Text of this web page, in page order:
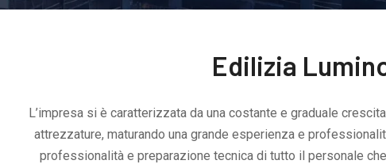
Edilizia
L’impresa si è caratterizzata da una costante e graduale
attrezzature, maturando una grande esperienza e
professionalità e preparazione tecnica di tutto il personale